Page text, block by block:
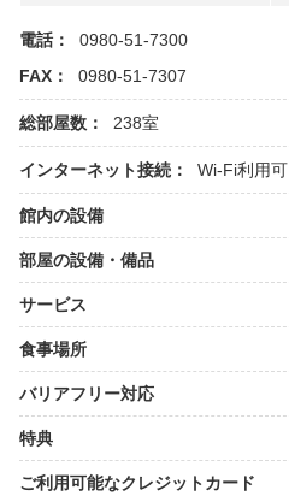
電話：
0980-51-7300
FAX：
0980-51-7307
総部屋数： 238室
インターネット接続： Wi-Fi利用可
館内の設備
部屋の設備・備品
サービス
食事場所
バリアフリー対応
特典
ご利用可能なクレジットカード